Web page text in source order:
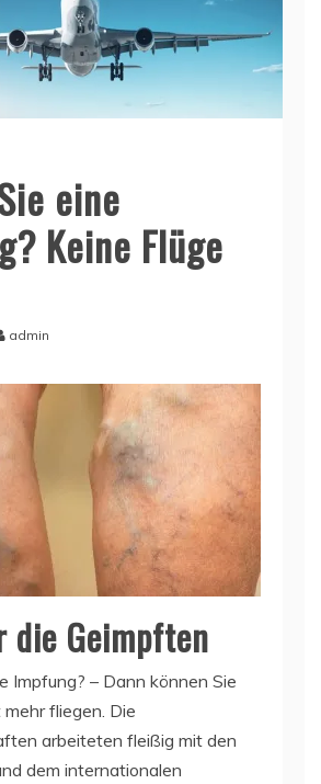
eine
Keine Flüge
admin
die Geimpften
Impfung? – Dann können Sie
fliegen. Die
arbeiteten fleißig mit den
dem internationalen